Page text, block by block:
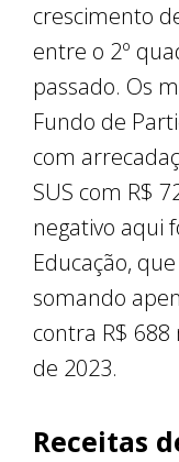
crescimento
entre o 2º
passado. Os
Fundo de
com
SUS com R$
negativo aqui
Educação,
somando
contra R$
de 2023.
Receitas